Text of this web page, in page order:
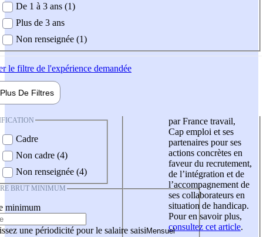
De 1 à 3 ans (1)
Plus de 3 ans
Non renseignée (1)
le filtre de l'expérience demandée
Plus De Filtres
Cadre
Non cadre (4)
Non renseignée (4)
BRUT MINIMUM
minimum
une périodicité pour le salaire saisi
par France travail,
Cap emploi et ses
partenaires pour ses
actions concrètes en
faveur du recrutement,
de l’intégration et de
l’accompagnement de
ses collaborateurs en
situation de handicap.
Pour en savoir plus,
consultez cet article.